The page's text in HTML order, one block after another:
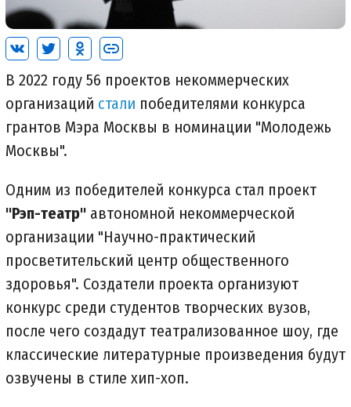
В 2022 году 56 проектов некоммерческих
организаций стали победителями конкурса
грантов Мэра Москвы в номинации "Молодежь
Москвы".
Одним из победителей конкурса стал проект
"Рэп-театр" автономной некоммерческой
организации "Научно-практический
просветительский центр общественного
здоровья". Создатели проекта организуют
конкурс среди студентов творческих вузов,
после чего создадут театрализованное шоу, где
классические литературные произведения будут
озвучены в стиле хип-хоп.